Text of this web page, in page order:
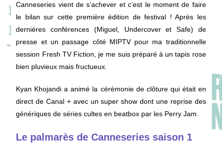
Canneseries vient de s’achever et c’est le moment de faire
le bilan sur cette première édition de festival ! Après les
dernières conférences (Miguel, Undercover et Safe) de
presse et un passage côté MIPTV pour ma traditionnelle
session Fresh TV Fiction, je me suis préparé à un tapis rose
bien pluvieux mais fructueux.
Kyan Khojandi a animé la cérémonie de clôture qui était en
direct de Canal + avec un super show dont une reprise des
génériques de séries cultes en beatbox par les Perry Jam.
Le palmarès de Canneseries saison 1